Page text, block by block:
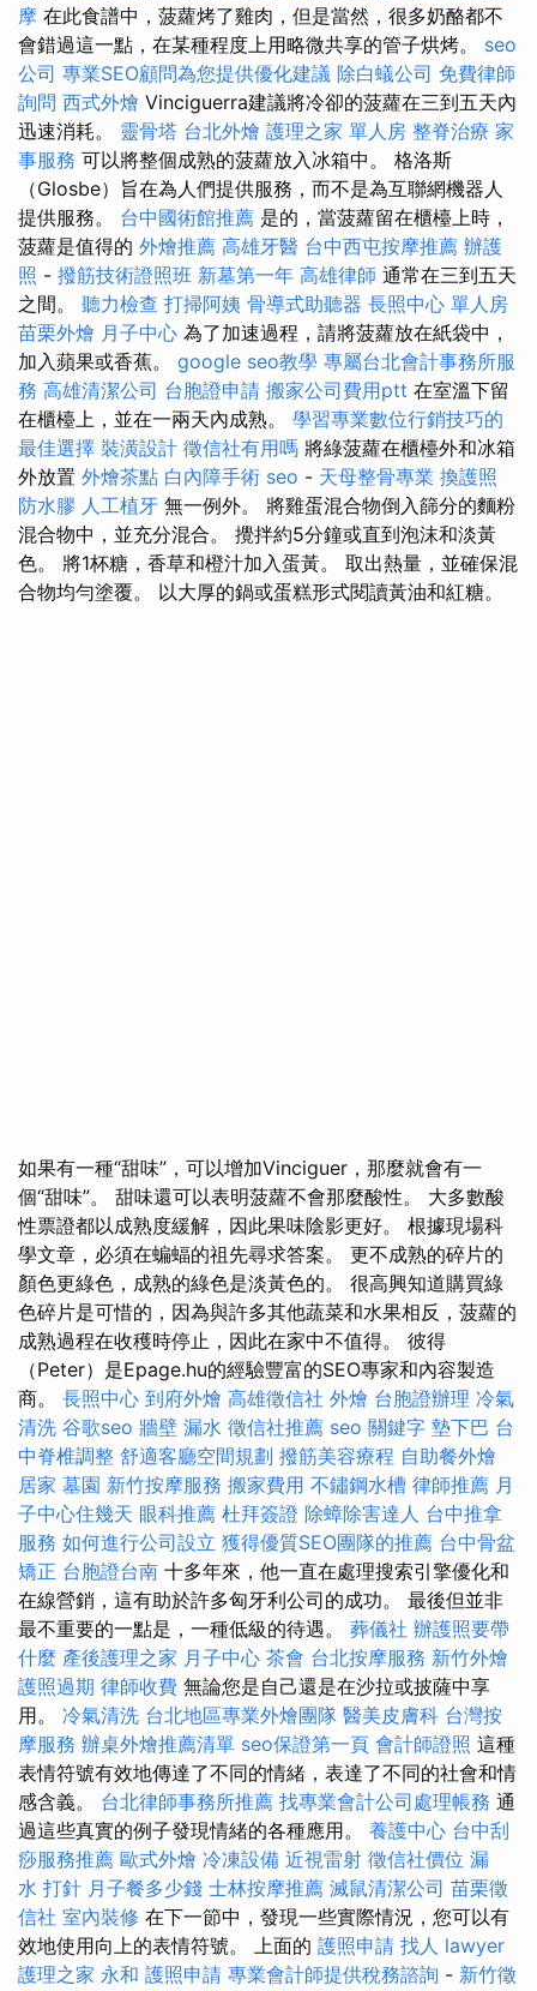
摩 在此食譜中，菠蘿烤了雞肉，但是當然，很多奶酪都不
會錯過這一點，在某種程度上用略微共享的管子烘烤。 seo
公司 專業SEO顧問為您提供優化建議 除白蟻公司 免費律師
詢問 西式外燴 Vinciguerra建議將冷卻的菠蘿在三到五天內
迅速消耗。 靈骨塔 台北外燴 護理之家 單人房 整脊治療 家
事服務 可以將整個成熟的菠蘿放入冰箱中。 格洛斯
（Glosbe）旨在為人們提供服務，而不是為互聯網機器人
提供服務。 台中國術館推薦 是的，當菠蘿留在櫃檯上時，
菠蘿是值得的 外燴推薦 高雄牙醫 台中西屯按摩推薦 辦護
照 - 撥筋技術證照班 新墓第一年 高雄律師 通常在三到五天
之間。 聽力檢查 打掃阿姨 骨導式助聽器 長照中心 單人房
苗栗外燴 月子中心 為了加速過程，請將菠蘿放在紙袋中，
加入蘋果或香蕉。 google seo教學 專屬台北會計事務所服
務 高雄清潔公司 台胞證申請 搬家公司費用ptt 在室溫下留
在櫃檯上，並在一兩天內成熟。 學習專業數位行銷技巧的
最佳選擇 裝潢設計 徵信社有用嗎 將綠菠蘿在櫃檯外和冰箱
外放置 外燴茶點 白內障手術 seo - 天母整骨專業 換護照
防水膠 人工植牙 無一例外。 將雞蛋混合物倒入篩分的麵粉
混合物中，並充分混合。 攪拌約5分鐘或直到泡沫和淡黃
色。 將1杯糖，香草和橙汁加入蛋黃。 取出熱量，並確保混
合物均勻塗覆。 以大厚的鍋或蛋糕形式閱讀黃油和紅糖。
如果有一種“甜味”，可以增加Vinciguer，那麼就會有一
個“甜味”。 甜味還可以表明菠蘿不會那麼酸性。 大多數酸
性票證都以成熟度緩解，因此果味陰影更好。 根據現場科
學文章，必須在蝙蝠的祖先尋求答案。 更不成熟的碎片的
顏色更綠色，成熟的綠色是淡黃色的。 很高興知道購買綠
色碎片是可惜的，因為與許多其他蔬菜和水果相反，菠蘿的
成熟過程在收穫時停止，因此在家中不值得。 彼得
（Peter）是Epage.hu的經驗豐富的SEO專家和內容製造
商。 長照中心 到府外燴 高雄徵信社 外燴 台胞證辦理 冷氣
清洗 谷歌seo 牆壁 漏水 徵信社推薦 seo 關鍵字 墊下巴 台
中脊椎調整 舒適客廳空間規劃 撥筋美容療程 自助餐外燴
居家 墓園 新竹按摩服務 搬家費用 不鏽鋼水槽 律師推薦 月
子中心住幾天 眼科推薦 杜拜簽證 除蟑除害達人 台中推拿
服務 如何進行公司設立 獲得優質SEO團隊的推薦 台中骨盆
矯正 台胞證台南 十多年來，他一直在處理搜索引擎優化和
在線營銷，這有助於許多匈牙利公司的成功。 最後但並非
最不重要的一點是，一種低級的待遇。 葬儀社 辦護照要帶
什麼 產後護理之家 月子中心 茶會 台北按摩服務 新竹外燴
護照過期 律師收費 無論您是自己還是在沙拉或披薩中享
用。 冷氣清洗 台北地區專業外燴團隊 醫美皮膚科 台灣按
摩服務 辦桌外燴推薦清單 seo保證第一頁 會計師證照 這種
表情符號有效地傳達了不同的情緒，表達了不同的社會和情
感含義。 台北律師事務所推薦 找專業會計公司處理帳務 通
過這些真實的例子發現情緒的各種應用。 養護中心 台中刮
痧服務推薦 歐式外燴 冷凍設備 近視雷射 徵信社價位 漏
水 打針 月子餐多少錢 士林按摩推薦 滅鼠清潔公司 苗栗徵
信社 室內裝修 在下一節中，發現一些實際情況，您可以有
效地使用向上的表情符號。 上面的 護照申請 找人 lawyer
護理之家 永和 護照申請 專業會計師提供稅務諮詢 - 新竹徵